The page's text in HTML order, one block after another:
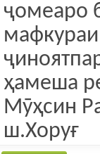
ҷомеаро
мафкураи
ҳамеша
Мӯҳсин
ш.Хоруғ